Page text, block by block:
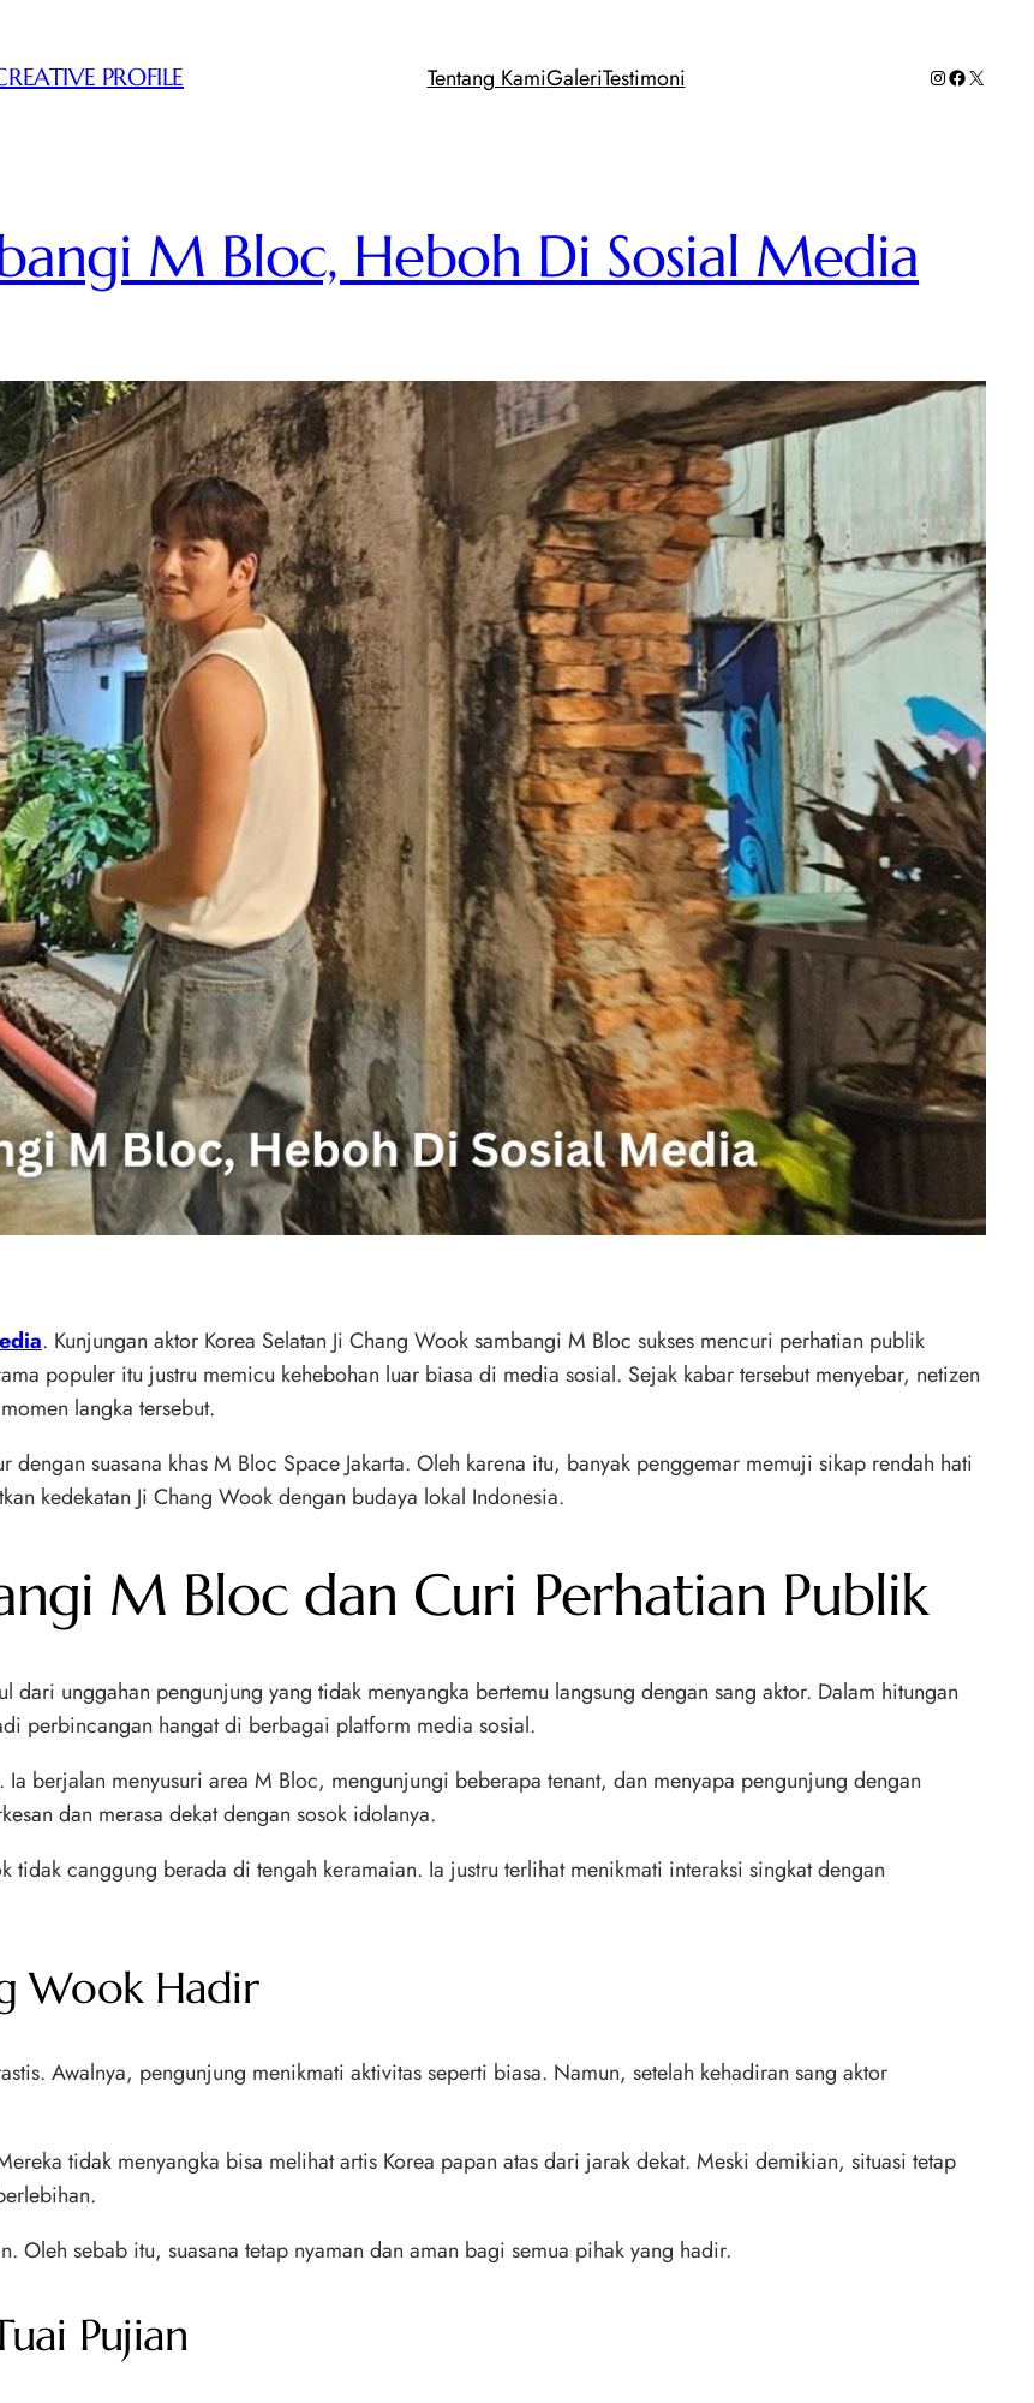
PROFILE Tentang KamiGaleriTestimoni Instagram
Facebook
X
M Bloc, Heboh Di Sosial Media
. Kunjungan aktor Korea Selatan Ji Chang Wook sambangi M Bloc sukses mencuri perhatian publik
populer itu justru memicu kehebohan luar biasa di media sosial. Sejak kabar tersebut menyebar, netizen
langka tersebut.
suasana khas M Bloc Space Jakarta. Oleh karena itu, banyak penggemar memuji sikap rendah hati
kedekatan Ji Chang Wook dengan budaya lokal Indonesia.
M Bloc dan Curi Perhatian Publik
unggahan pengunjung yang tidak menyangka bertemu langsung dengan sang aktor. Dalam hitungan
perbincangan hangat di berbagai platform media sosial.
berjalan menyusuri area M Bloc, mengunjungi beberapa tenant, dan menyapa pengunjung dengan
dan merasa dekat dengan sosok idolanya.
canggung berada di tengah keramaian. Ia justru terlihat menikmati interaksi singkat dengan
Wook Hadir
Awalnya, pengunjung menikmati aktivitas seperti biasa. Namun, setelah kehadiran sang aktor
tidak menyangka bisa melihat artis Korea papan atas dari jarak dekat. Meski demikian, situasi tetap
sebab itu, suasana tetap nyaman dan aman bagi semua pihak yang hadir.
Pujian